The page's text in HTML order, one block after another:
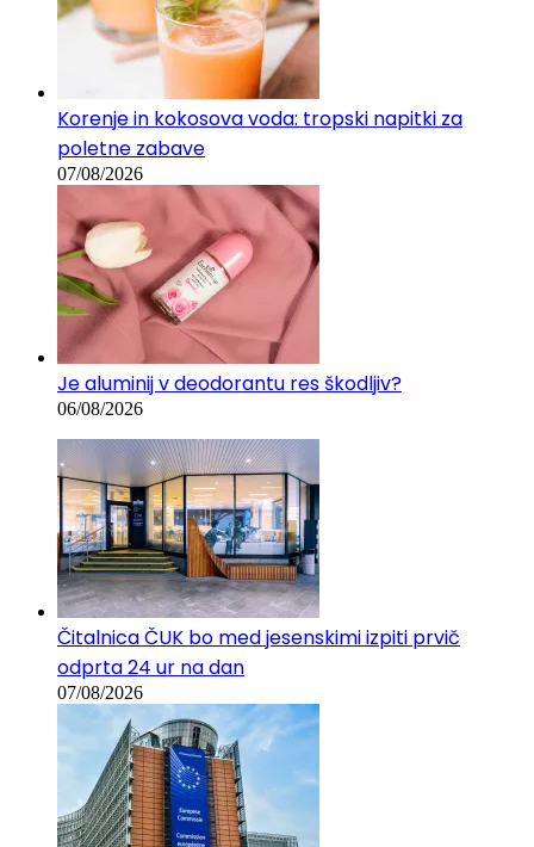
Korenje in kokosova voda: tropski napitki za
poletne zabave
07/08/2026
Je aluminij v deodorantu res škodljiv?
06/08/2026
Čitalnica ČUK bo med jesenskimi izpiti prvič
odprta 24 ur na dan
07/08/2026